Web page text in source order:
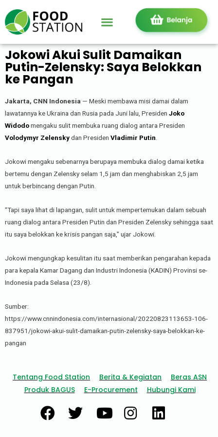
Jokowi Akui Sulit Damaikan
Putin-Zelensky: Saya Belokkan
ke Pangan
Jakarta, CNN Indonesia — Meski membawa misi damai dalam
lawatannya ke Ukraina dan Rusia pada Juni lalu, Presiden Joko
Widodomengaku sulit membuka ruang dialog antara Presiden
Volodymyr Zelenskydan Presiden Vladimir Putin
Jokowi mengaku sebenarnya berupaya membuka dialog damai ketika
bertemu dengan Zelensky selam 1,5 jam dan menghabiskan 2,5 jam
untuk berbincang dengan Putin.
“Tapi saya lihat di lapangan, sulit untuk mempertemukan dalam sebuah
ruang dialog antara Presiden Putin dan Presiden Zelensky sehingga saat
itu saya belokkan ke krisis pangan saja,” ujar Jokowi.
Jokowi mengungkap kesulitan itu saat memberikan pengarahan kepada
para kepala Kamar Dagang dan Industri Indonesia (KADIN) Provinsi se-
Indonesia pada Selasa (23/8).
Sumber:
https://www.cnnindonesia.com/internasional/20220823113653-106-
837951/jokowi-akui-sulit-damaikan-putin-zelensky-saya-belokkan-ke-
pangan
Tentang Food Station Berita & Kegiatan
Beras ASN
Produk BAGUS
E-Procurement Hubungi Kami